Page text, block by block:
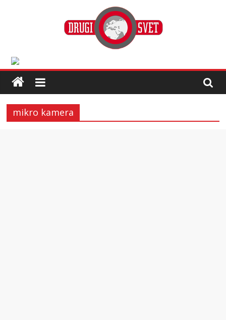
mikro kamera